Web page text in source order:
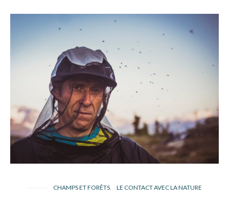
CHAMPS ET FORÊTS LE CONTACT AVEC LA NATURE